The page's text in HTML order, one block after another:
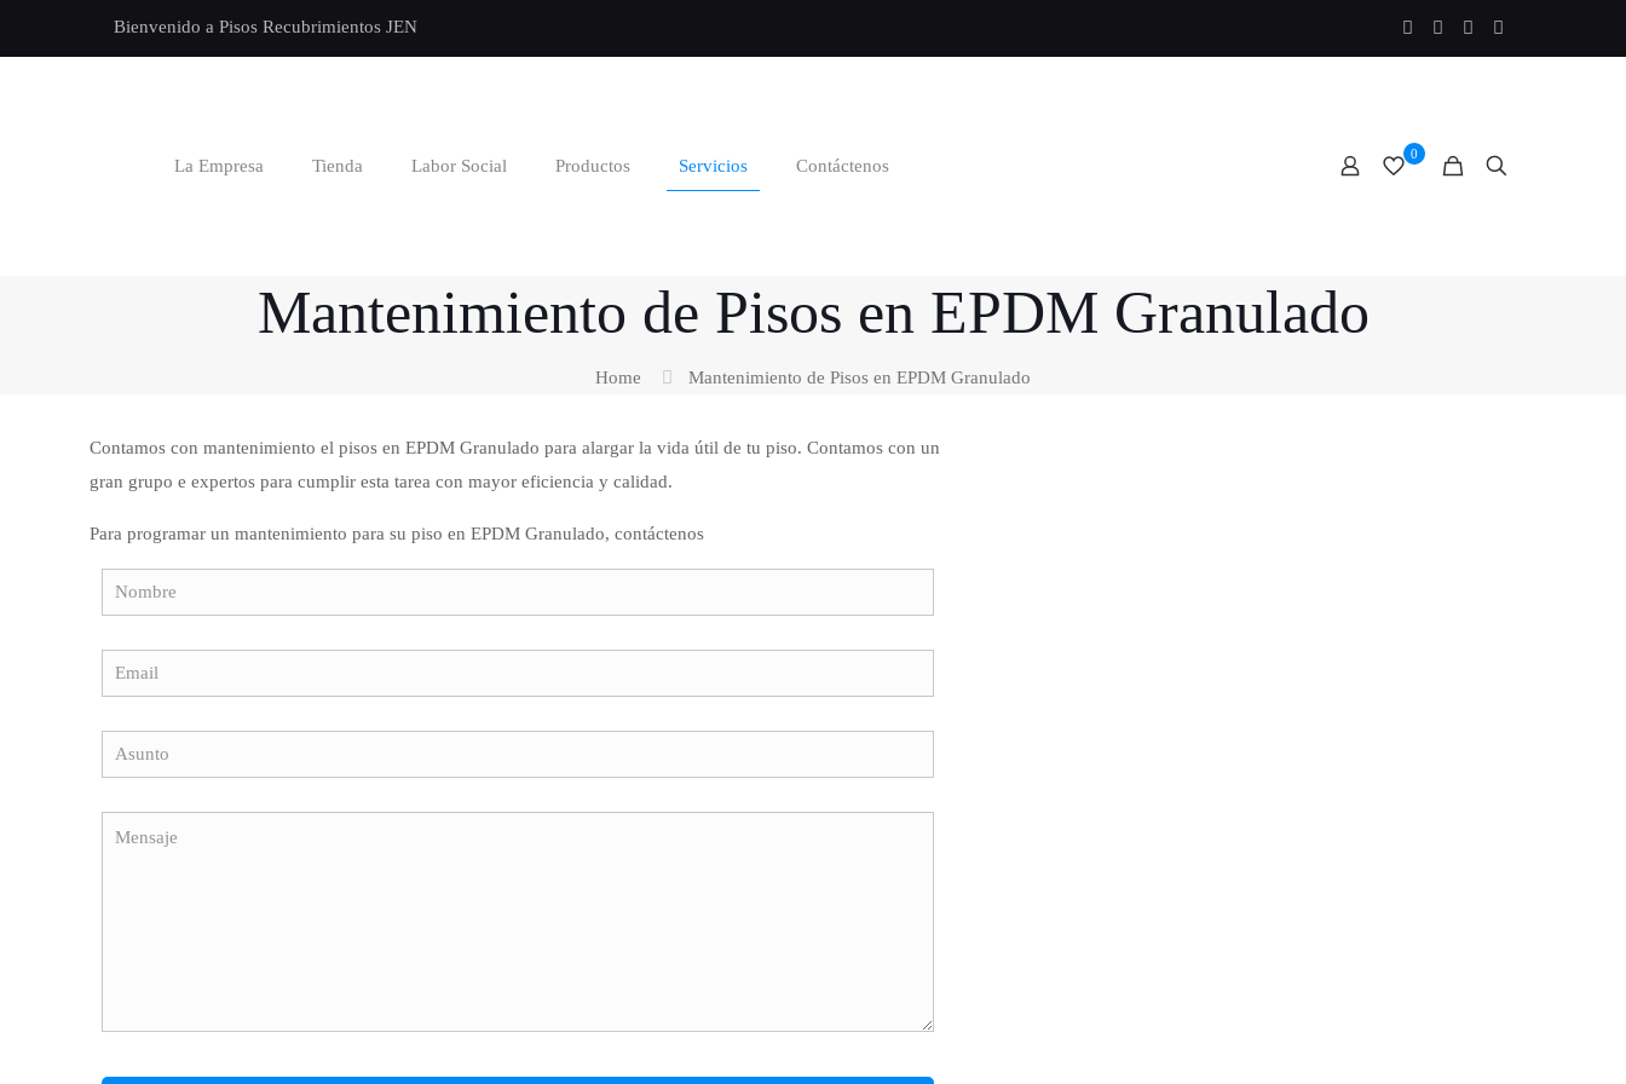
Bienvenido a Pisos Recubrimientos JEN
La Empresa Tienda Labor Social Productos Servicios Contáctenos
0
Mantenimiento de Pisos en EPDM Granulado
Home Mantenimiento de Pisos en EPDM Granulado
Contamos con mantenimiento el pisos en EPDM Granulado para alargar la vida útil de tu piso. Contamos con un
gran grupo e expertos para cumplir esta tarea con mayor eficiencia y calidad.
Para programar un mantenimiento para su piso en EPDM Granulado, contáctenos